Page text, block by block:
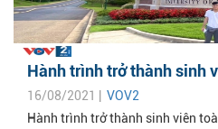
Hành trình trở thành sinh
16/08/2021 | VOV2
Hành trình trở thành sinh viên